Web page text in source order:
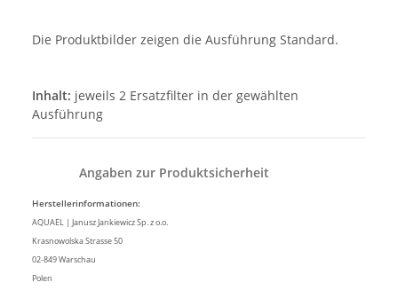
Die Produktbilder zeigen die Ausführung Standard.
Inhalt: jeweils 2 Ersatzfilter in der gewählten
Ausführung
Angaben zur Produktsicherheit
Herstellerinformationen:
AQUAEL | Janusz Jankiewicz Sp. z o.o.
Krasnowolska Strasse 50
02-849 Warschau
Polen